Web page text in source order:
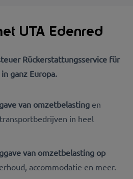
UTA Edenred
Rückerstattungsservice für
ganz Europa.
van omzetbelasting en
in heel
van omzetbelasting op
accommodatie en meer.